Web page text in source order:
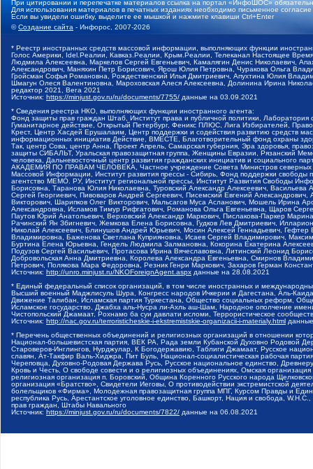
При цитировании и перепечатке материалов ссылка на портал «ИнфоШОС»
Для использования материалов в печатных изданиях необходимо письменное
Если вы увидели ошибку, выделите ее мышкой и нажмите клавиши Ctrl+Enter
©Создание сайта - Инфорос, 2007-2026
* Реестр иностранных средств массовой информации, выполняющих функции
Голос Америки, Idel.Реалии, Кавказ.Реалии, Крым.Реалии, Телеканал Настоящее
Людмила Алексеевна, Маркелов Сергей Евгеньевич, Камалягин Денис Николаевич,
Александрович, Маняхин Петр Борисович, Ярош Юлия Петровна, Чуракова Ольга
Гройсман Софья Романовна, Рождественский Илья Дмитриевич, Апухтина Юлия
Шмагун Олеся Валентиновна, Мароховская Алеся Алексеевна, Долинина Ирина
редактор 2021, Вега 2021
Источник: https://minjust.gov.ru/ru/documents/7755/ данные на 03.09.2021
* Сведения реестра НКО, выполняющих функции иностранного агента:
Фонд защиты прав граждан Штаб, Институт права и публичной политики,
Гуманитарное действие, Открытый Петербург, Феникс ПЛЮС, Лига Избирателей,
Крест, Центр Хасдей Ерушалаим, Центр поддержки и содействия развитию средств
информационных инициатив Действие, ВМЕСТЕ, Благотворительный фонд охраны
Так, центр Сова, центр Анна, Проект Апрель, Самарская губерния, Эра здоровья,
защиты СИБАЛЬТ, Уральская правозащитная группа, Женщины Евразии, Рязанский
человека, Дальневосточный центр развития гражданских инициатив и социального
АКАДЕМИЯ ПО ПРАВАМ ЧЕЛОВЕКА, Частное учреждение Совета Министров северных
Массовой Информации, Институт развития прессы - Сибирь, Фонд поддержки
агентство МЕМО. РУ, Институт региональной прессы, Институт Развития Свободы
Борисовна, Таранова Юлия Николаевна, Туровский Александр Алексеевич,
Сергей Георгиевич, Пивоваров Андрей Сергеевич, Писемский Евгений
Викторович, Шарипков Олег Викторович, Мальсагов Муса Асланович, Мошель Ирина
Александровна, Исламов Тимур Рифгатович, Романова Ольга Евгеньевна, Щаров
Паутов Юрий Анатольевич, Верховский Александр Маркович, Пислакова-Паркер
Рачинский Ян Збигневич, Жемкова Елена Борисовна, Гудков Лев Дмитриевич,
Николай Алексеевич, Блинушов Андрей Юрьевич, Мосин Алексей Геннадьевич,
Владимировна, Баженова Светлана Куприяновна, Исаев Сергей Владимирович,
Буртина Елена Юрьевна, Гендель Людмила Залмановна, Кокорина Екатерина
Подузов Сергей Васильевич, Протасова Ирина Вячеславовна, Литинский Леонид
Добровольская Анна Дмитриевна, Королева Александра Евгеньевна, Смирнов
Петрович, Полякова Мара Федоровна, Резник Генри Маркович, Захаров Герман
Источник: http://unro.minjust.ru/NKOForeignAgent.aspx данные на 28.08.2021
* Единый федеральный список организаций, в том числе иностранных и
Высший военный Маджлисуль Шура, Конгресс народов Ичкерии и Дагестана, Аль-
Движение Талибан, Исламская партия Туркестана, Общество социальных реформ,
Исламское государство, Джабха аль-Нусра ли-Ахль аш-Шам, Народное ополчение
Чистопольский Джамаат, Рохнамо ба суи давлати исломи, Террористическое
Источник: http://nac.gov.ru/terroristicheskie-i-ekstremistskie-organizacii-i-materialy.html
* Перечень общественных объединений и религиозных организаций в отношении
Национал-большевистская партия, ВЕК РА, Рада земли Кубанской Духовно Родовой
Староверов-Инглингов, Нурджулар, К Богодержавию, Таблиги Джамаат, Русское
славян, Ат-Такфир Валь-Хиджра, Пит Буль, Национал-социалистическая рабочая
Череповца, Духовно-Родовая Держава Русь, Русское национальное единство,
Кровь и Честь, О свободе совести и о религиозных объединениях, Омская
религиозная организация п. Боровский, Община Коренного Русского народа
организация «Братство», Свидетели Иеговы, О противодействии экстремистской
болельщиков «Фирма», Молодежная правозащитная группа МПГ, Курсом Правды и
республика Русь, Арестантское уголовное единство, Башкорт, Нация и свобода,
прав граждан, Штабы Навального
Источник: https://minjust.gov.ru/ru/documents/7822/ данные на 06.08.2021